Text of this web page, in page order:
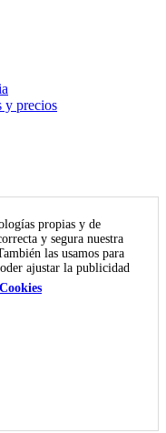
y precios
propias y de
y segura nuestra
las usamos para
ajustar la publicidad